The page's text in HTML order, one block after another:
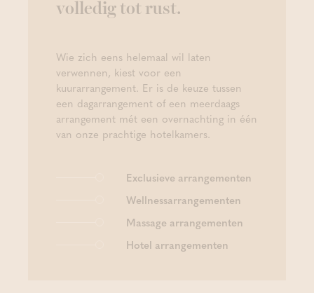
volledig tot rust.
Wie zich eens helemaal wil laten
verwennen, kiest voor een
kuurarrangement. Er is de keuze tussen
een dagarrangement of een meerdaags
arrangement mét een overnachting in één
van onze prachtige hotelkamers.
Exclusieve arrangementen
Wellnessarrangementen
Massage arrangementen
Hotel arrangementen